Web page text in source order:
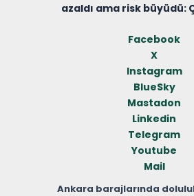
azaldı ama risk büyüdü:
Facebook
X
Instagram
BlueSky
Mastadon
Linkedin
Telegram
Youtube
Mail
Ankara barajlarında